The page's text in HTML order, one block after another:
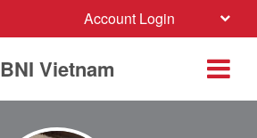
Account Login
BNI Vietnam